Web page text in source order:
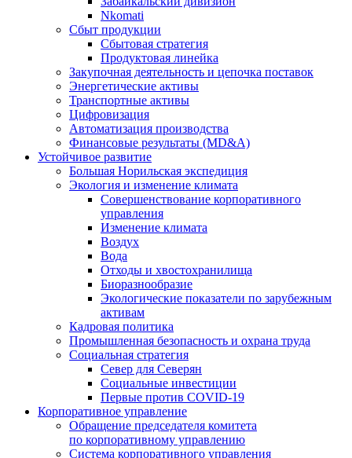
Nkomati
Сбыт продукции
Сбытовая стратегия
Продуктовая линейка
Закупочная деятельность и цепочка поставок
Энергетические активы
Транспортные активы
Цифровизация
Автоматизация производства
Финансовые результаты (MD&A)
Устойчивое развитие
Большая Норильская экспедиция
Экология и изменение климата
Совершенствование корпоративного
управления
Изменение климата
Воздух
Вода
Отходы и хвостохранилища
Биоразнообразие
Экологические показатели по зарубежным
активам
Кадровая политика
Промышленная безопасность и охрана труда
Социальная стратегия
Север для Северян
Социальные инвестиции
Первые против COVID‑19
Корпоративное управление
Обращение председателя комитета
по корпоративному управлению
Система корпоративного управления